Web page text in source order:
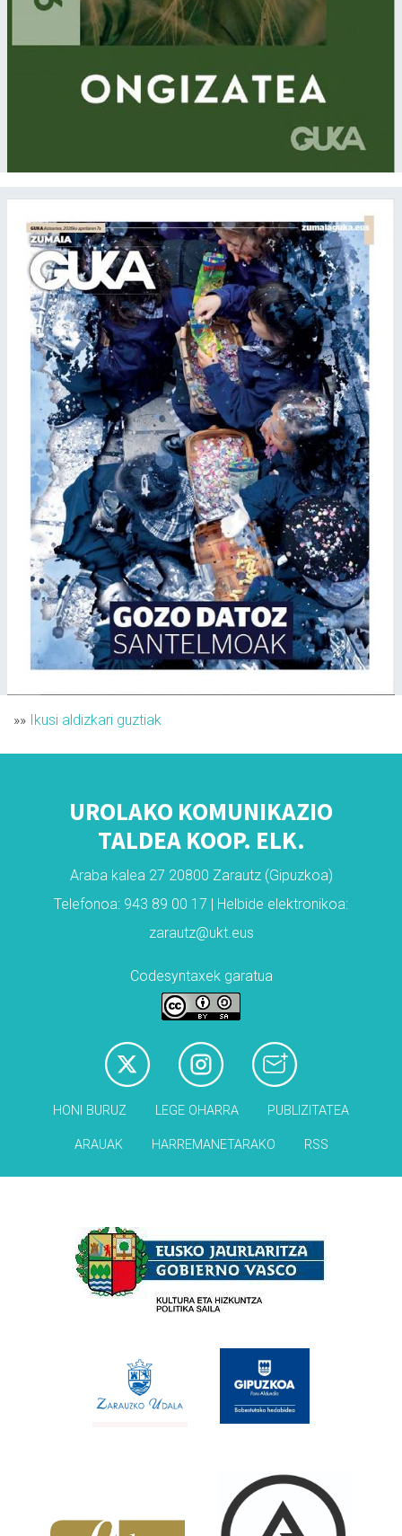
»» Ikusi aldizkari guztiak
UROLAKO KOMUNIKAZIO
TALDEA KOOP. ELK.
Araba kalea 27 20800 Zarautz (Gipuzkoa)
Telefonoa: 943 89 00 17 | Helbide elektronikoa:
zarautz@ukt.eus
Codesyntaxek garatua
HONI BURUZ LEGE OHARRA PUBLIZITATEA
ARAUAK HARREMANETARAKO RSS